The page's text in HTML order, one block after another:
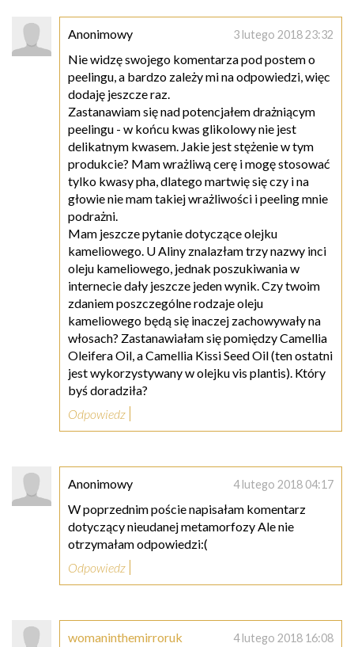
Anonimowy 3 lutego 2018 23:32
Nie widzę swojego komentarza pod postem o
peelingu, a bardzo zależy mi na odpowiedzi, więc
dodaję jeszcze raz.
Zastanawiam się nad potencjałem drażniącym
peelingu - w końcu kwas glikolowy nie jest
delikatnym kwasem. Jakie jest stężenie w tym
produkcie? Mam wrażliwą cerę i mogę stosować
tylko kwasy pha, dlatego martwię się czy i na
głowie nie mam takiej wrażliwości i peeling mnie
podrażni.
Mam jeszcze pytanie dotyczące olejku
kameliowego. U Aliny znalazłam trzy nazwy inci
oleju kameliowego, jednak poszukiwania w
internecie dały jeszcze jeden wynik. Czy twoim
zdaniem poszczególne rodzaje oleju
kameliowego będą się inaczej zachowywały na
włosach? Zastanawiałam się pomiędzy Camellia
Oleifera Oil, a Camellia Kissi Seed Oil (ten ostatni
jest wykorzystywany w olejku vis plantis). Który
byś doradziła?
Odpowiedz
Anonimowy 4 lutego 2018 04:17
W poprzednim poście napisałam komentarz
dotyczący nieudanej metamorfozy Ale nie
otrzymałam odpowiedzi:(
Odpowiedz
womaninthemirroruk 4 lutego 2018 16:08